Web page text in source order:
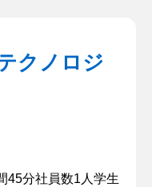
です。私はもとも
のですが、私が応
クノロジ
45分社員数1人学生